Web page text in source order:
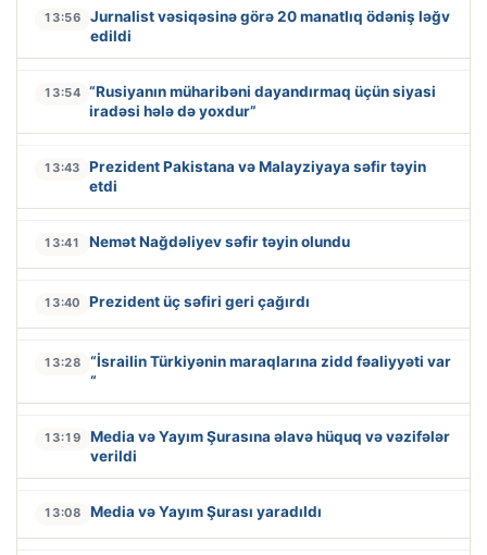
13:56
Jurnalist vəsiqəsinə görə 20 manatlıq ödəniş ləğv
edildi
13:54 “Rusiyanın müharibəni dayandırmaq üçün siyasi
iradəsi hələ də yoxdur”
13:43
Prezident Pakistana və Malayziyaya səfir təyin
etdi
13:41 Nemət Nağdəliyev səfir təyin olundu
13:40 Prezident üç səfiri geri çağırdı
13:28
“İsrailin Türkiyənin maraqlarına zidd fəaliyyəti var
“
13:19
Media və Yayım Şurasına əlavə hüquq və vəzifələr
verildi
13:08 Media və Yayım Şurası yaradıldı